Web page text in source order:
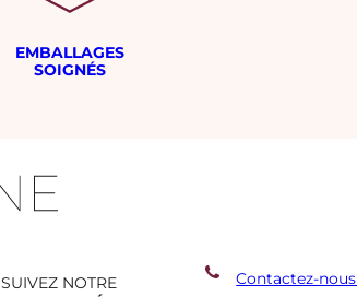
EMBALLAGES
SOIGNÉS
SUIVEZ NOTRE
Contactez-nous